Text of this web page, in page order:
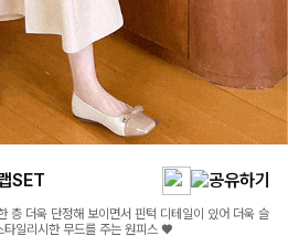
SET
층 더욱 단정해 보이면서 핀턱 디테일이 있어 더욱 슬
일리시한 무드를 주는 원피스 ♥